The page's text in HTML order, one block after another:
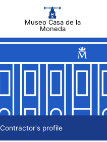
Museo Casa de la
Moneda
Contractor's profile